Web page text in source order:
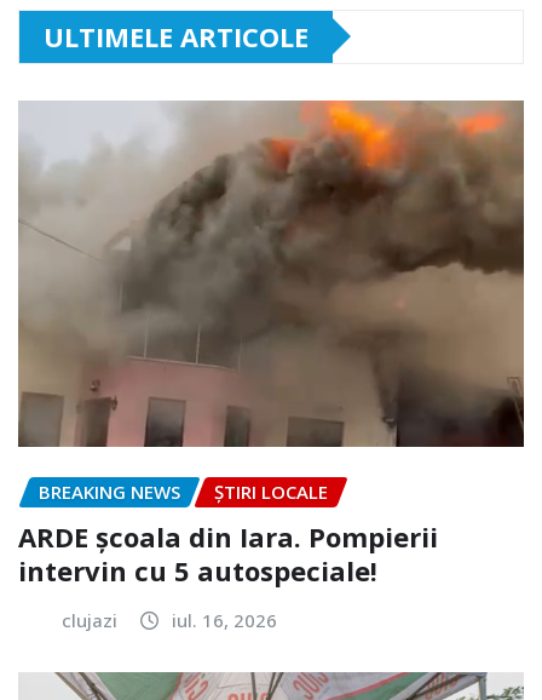
ULTIMELE ARTICOLE
BREAKING NEWS ȘTIRI LOCALE
ARDE școala din Iara. Pompierii
intervin cu 5 autospeciale!
clujazi iul. 16, 2026